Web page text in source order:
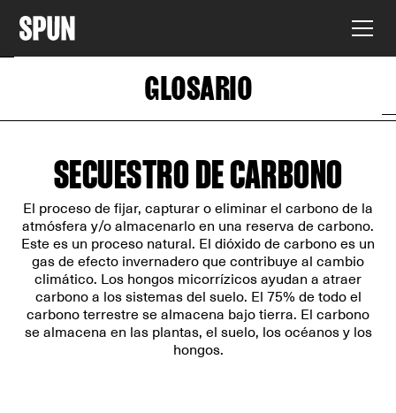
GLOSARIO
SECUESTRO DE CARBONO
El proceso de fijar, capturar o eliminar el carbono de la
atmósfera y/o almacenarlo en una reserva de carbono.
Este es un proceso natural. El dióxido de carbono es un
gas de efecto invernadero que contribuye al cambio
climático. Los hongos micorrízicos ayudan a atraer
carbono a los sistemas del suelo. El 75% de todo el
carbono terrestre se almacena bajo tierra. El carbono
se almacena en las plantas, el suelo, los océanos y los
hongos.